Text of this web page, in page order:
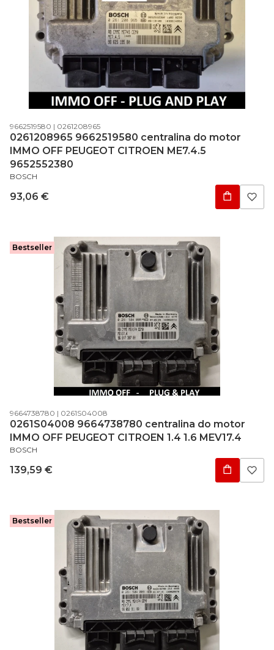
Código do produto
9662519580 Código do fabricante
0261208965
0261208965 9662519580 centralina do motor
IMMO OFF PEUGEOT CITROEN ME7.4.5
9652552380
FABRICANTE
BOSCH
Preço
93,06 €
Bestseller
Código do produto
9664738780 Código do fabricante
0261S04008
0261S04008 9664738780 centralina do motor
IMMO OFF PEUGEOT CITROEN 1.4 1.6 MEV17.4
FABRICANTE
BOSCH
Preço
139,59 €
Bestseller